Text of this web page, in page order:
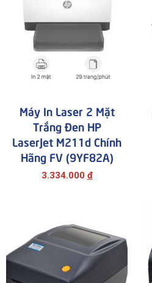
Máy In Laser 2 Mặt
Trắng Đen HP
LaserJet M211d Chính
Hãng FV (9YF82A)
3.334.000 đ